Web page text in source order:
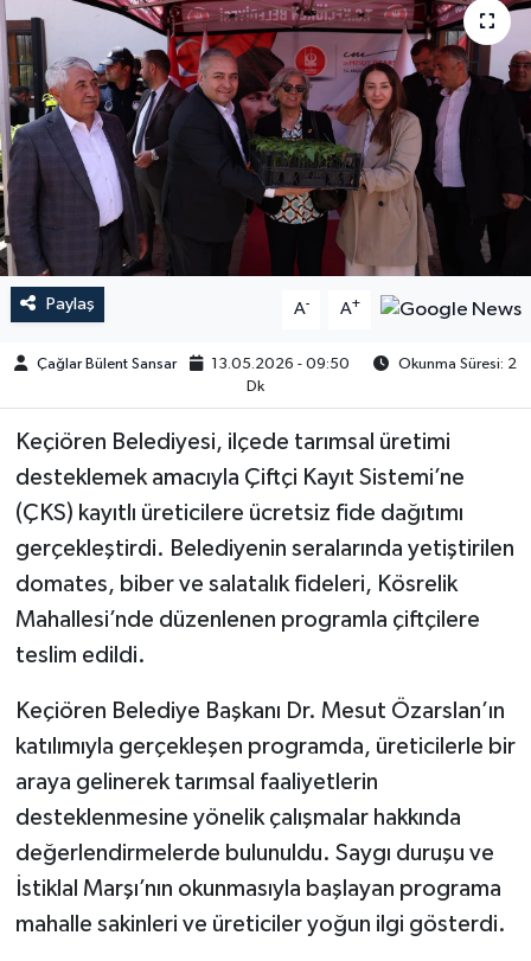
Paylaş A- A+
Çağlar Bülent Sansar 13.05.2026 - 09:50
Okunma Süresi: 2
Dk
​​​​​​Keçiören Belediyesi, ilçede tarımsal üretimi
desteklemek amacıyla Çiftçi Kayıt Sistemi’ne
(ÇKS) kayıtlı üreticilere ücretsiz fide dağıtımı
gerçekleştirdi. Belediyenin seralarında yetiştirilen
domates, biber ve salatalık fideleri, Kösrelik
Mahallesi’nde düzenlenen programla çiftçilere
teslim edildi.
Keçiören Belediye Başkanı Dr. Mesut Özarslan’ın
katılımıyla gerçekleşen programda, üreticilerle bir
araya gelinerek tarımsal faaliyetlerin
desteklenmesine yönelik çalışmalar hakkında
değerlendirmelerde bulunuldu. Saygı duruşu ve
İstiklal Marşı’nın okunmasıyla başlayan programa
mahalle sakinleri ve üreticiler yoğun ilgi gösterdi.